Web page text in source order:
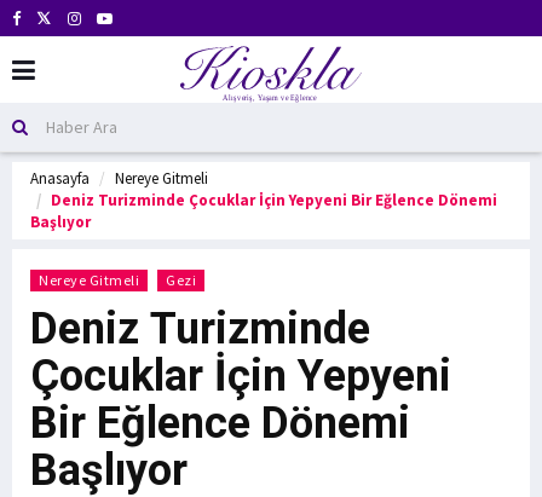
Anasayfa
Nereye Gitmeli
Deniz Turizminde Çocuklar İçin Yepyeni Bir Eğlence Dönemi
Başlıyor
Nereye Gitmeli Gezi
Deniz Turizminde
Çocuklar İçin Yepyeni
Bir Eğlence Dönemi
Başlıyor